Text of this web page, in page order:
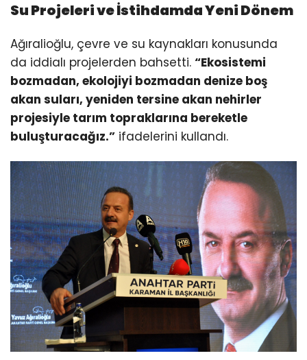
Su Projeleri ve İstihdamda Yeni Dönem
Ağıralioğlu, çevre ve su kaynakları konusunda
da iddialı projelerden bahsetti. “Ekosistemi
bozmadan, ekolojiyi bozmadan denize boş
akan suları, yeniden tersine akan nehirler
projesiyle tarım topraklarına bereketle
buluşturacağız.” ifadelerini kullandı.